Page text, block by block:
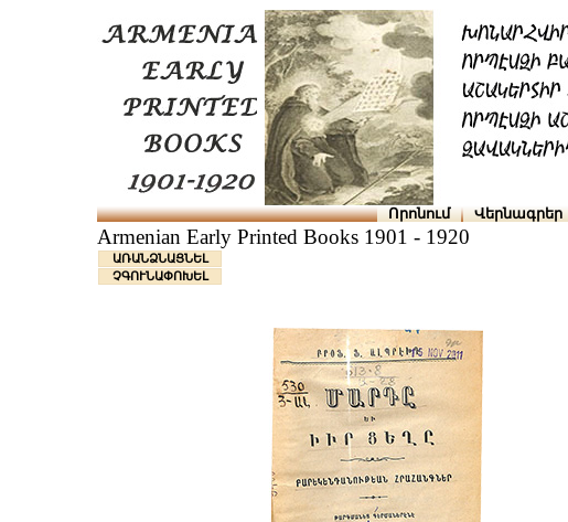
Որոնում Վերնագրեր
Armenian Early Printed Books 1901 - 1920
ԱՌԱՆՁՆԱՑՆԵԼ
ՉԳՈՒՆԱՓՈԽԵԼ